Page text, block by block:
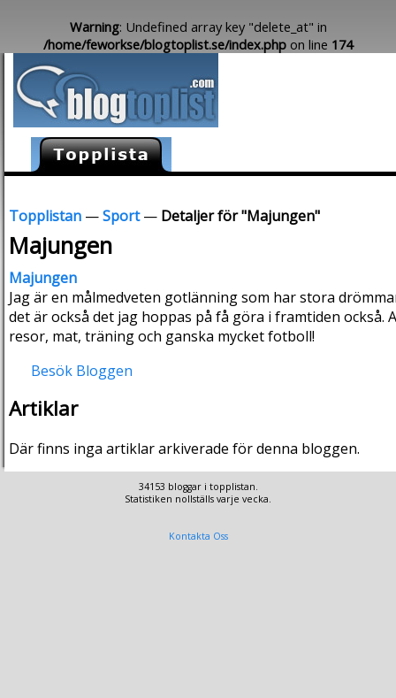
Warning: Undefined array key "delete_at" in
/home/feworkse/blogtoplist.se/index.php on line 174
Topplistan —Sport— Detaljer för "Majungen"
Majungen
Majungen
Jag är en målmedveten gotlänning som har stora
det är också det jag hoppas på få göra i framtiden också.
resor, mat, träning och ganska mycket fotboll!
Besök Bloggen
Artiklar
Där finns inga artiklar arkiverade för denna bloggen.
34153 bloggar i topplistan.
Statistiken nollställs varje vecka.
Kontakta Oss